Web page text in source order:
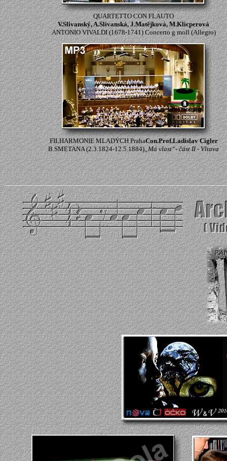
QUARTETTO CON FLAUTO
V.Slivanský, A.Slivanská, J.Matějková, M.Klicperová
ANTONIO VIVALDI (1678-1741) Concerto g moll (Allegro)
FILHARMONIE MLADÝCH PrahaCon.Prof.Ladislav Cigler
B.SMETANA (2.3.1824-12.5.1884)„Má vlast“- část II - Vltava